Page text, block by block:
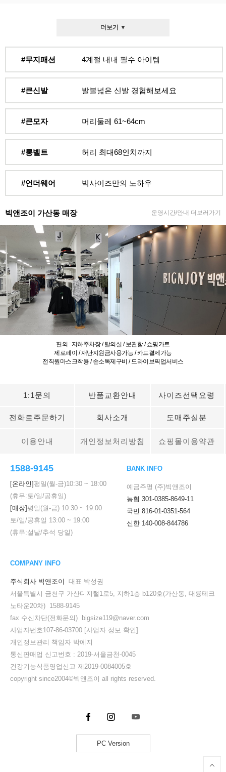
더보기 ▼
#무지패션 4계절 내내 필수 아이템
#큰신발 발볼넓은 신발 경험해보세요
#큰모자 머리둘레 61~64cm
#롱벨트 허리 최대68인치까지
#언더웨어 빅사이즈만의 노하우
빅앤조이 가산동 매장 운영시간/안내 더보러가기
편의 : 지하주차장 / 탈의실 / 보관함 / 쇼핑카트
제로페이 / 재난지원금사용가능 / 카드결제가능
전직원마스크착용 / 손소독제구비 / 드라이브픽업서비스
1:1문의 반품교환안내 사이즈선택요령
전화로주문하기 회사소개 도매주실분
이용안내 개인정보처리방침 쇼핑몰이용약관
1588-9145
[온라인]평일(월-금)10:30 ~ 18:00
(휴무:토/일/공휴일)
[매장]평일(월-금) 10:30 ~ 19:00
토/일/공휴일 13:00 ~ 19:00
(휴무:설날/추석 당일)
BANK INFO
예금주명 (주)빅앤조이
농협 301-0385-8649-11
국민 816-01-0351-564
신한 140-008-844786
COMPANY INFO
주식회사 빅앤조이
대표 박성권
서울특별시 금천구 가산디지털1로5, 지하1층 b120호(가산동, 대륭테크
노타운20차) 1588-9145
fax 수신차단(전화문의) bigsize119@naver.com
사업자번호107-86-03700 [사업자 정보 확인]
개인정보관리 책임자 박예지
통신판매업 신고번호 : 2019-서울금천-0045
건강기능식품영업신고 제2019-0084005호
copyright since2004©빅앤조이 all rights reserved.
PC Version